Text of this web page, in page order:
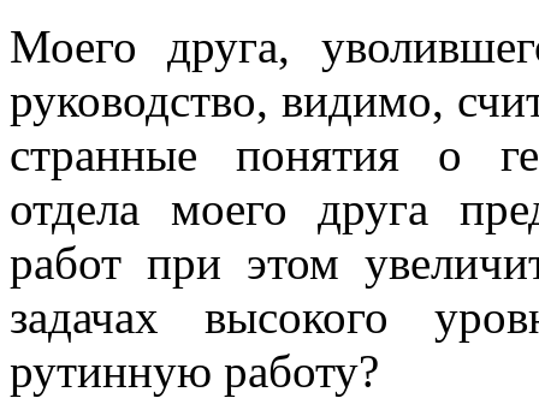
Моего друга,
руководство, видимо,
странные понятия о
отдела моего друга
работ при этом
задачах высокого
рутинную работу?